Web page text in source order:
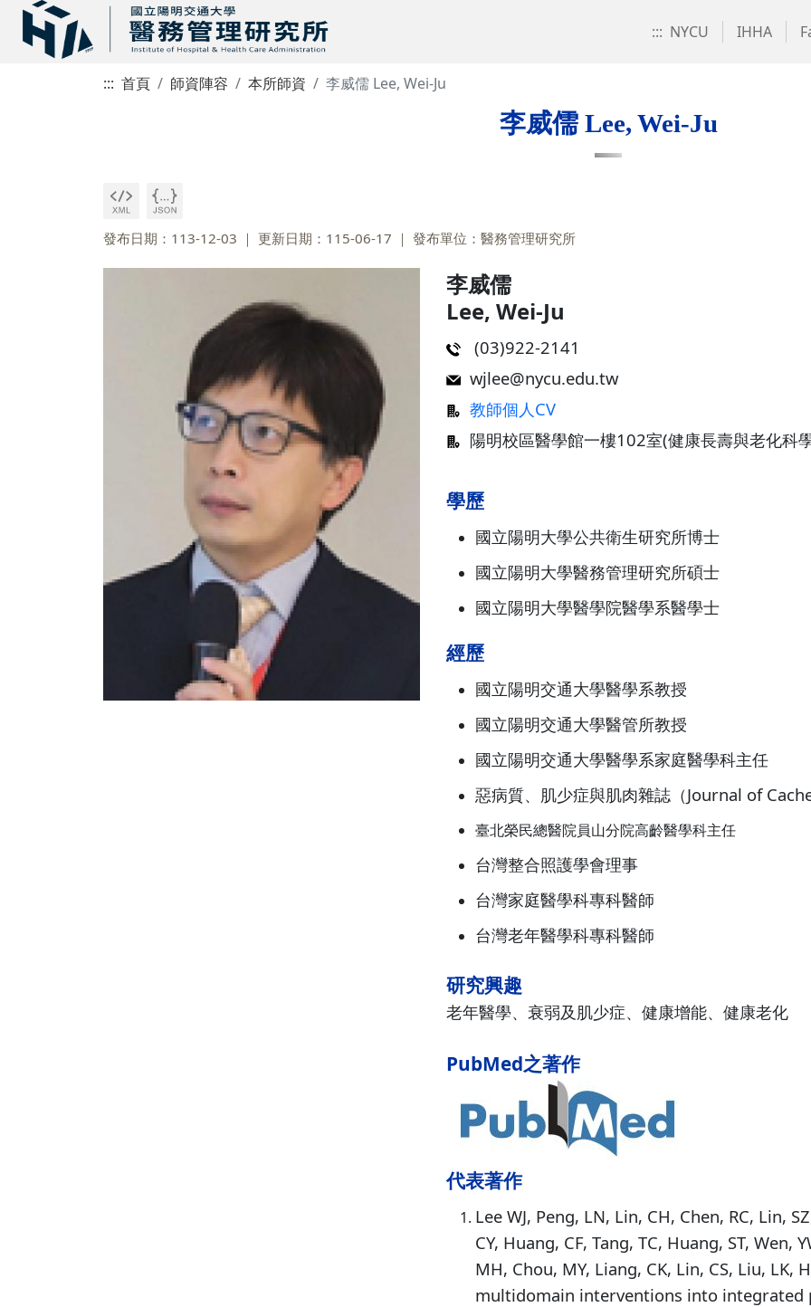
::: NYCU IHHA
::: 首頁 師資陣容 本所師資 李威儒 Lee, Wei-Ju
李威儒 Lee, Wei-Ju
發布日期：113-12-03 更新日期：115-06-17 發布單位：醫務管理研究所
李威儒
Lee, Wei-Ju
(03)922-2141
wjlee@nycu.edu.tw
教師個人CV
陽明校區醫學館一樓102室(健康長壽與老化科
學歷
國立陽明大學公共衛生研究所博士
國立陽明大學醫務管理研究所碩士
國立陽明大學醫學院醫學系醫學士
經歷
國立陽明交通大學醫學系教授
國立陽明交通大學醫管所教授
國立陽明交通大學醫學系家庭醫學科主任
惡病質、肌少症與肌肉雜誌（Journal of
臺北榮⺠總醫院員⼭分院⾼齡醫學科主任
台灣整合照護學會理事
台灣家庭醫學科專科醫師
台灣老年醫學科專科醫師
研究興趣
老年醫學、衰弱及肌少症、健康增能、健康老化
PubMed之著作
代表著作
Lee WJ, Peng, LN, Lin, CH, Chen, RC, Lin,
CY, Huang, CF, Tang, TC, Huang, ST, Wen,
MH, Chou, MY, Liang, CK, Lin, CS, Liu,
multidomain interventions into integrated